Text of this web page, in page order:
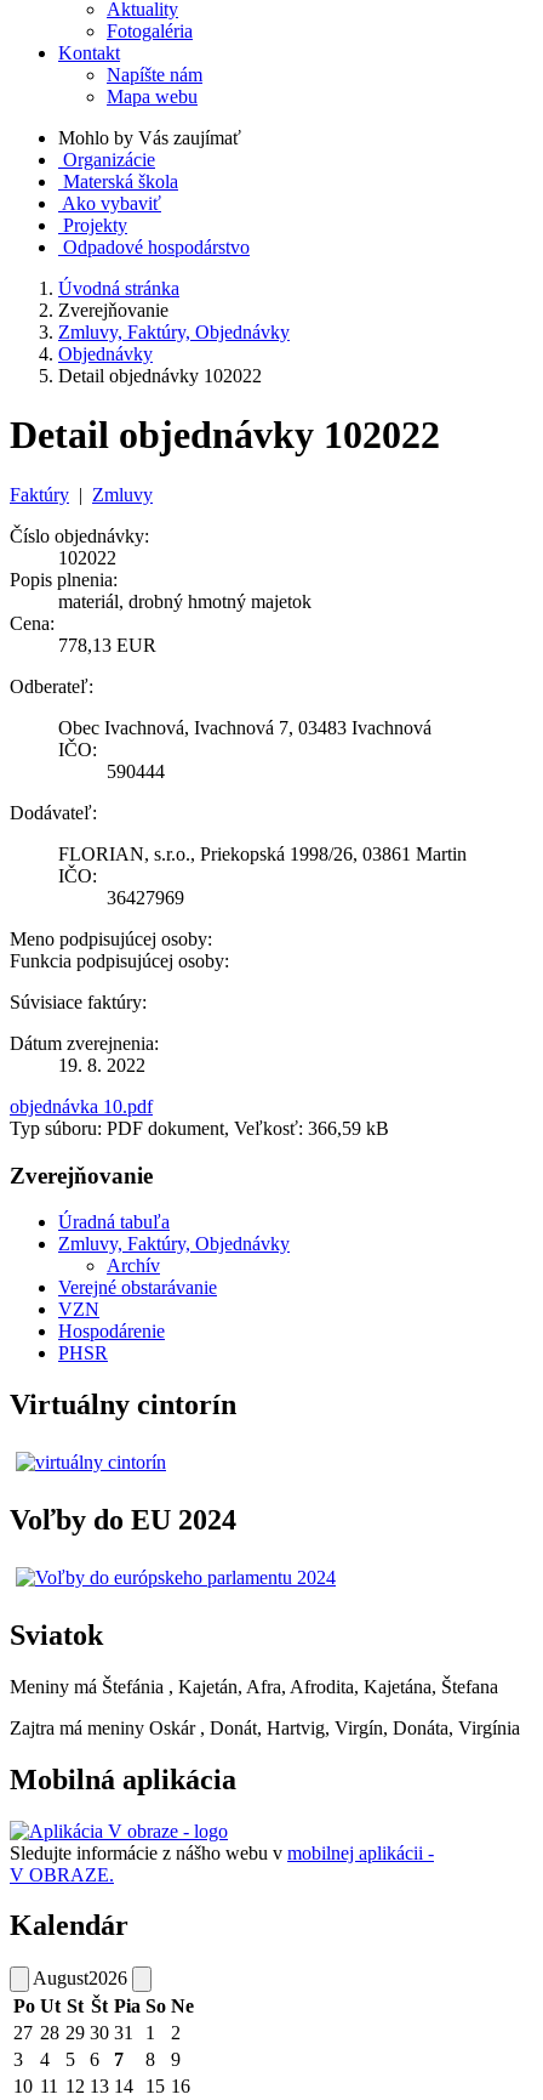
Aktuality
Fotogaléria
Kontakt
Napíšte nám
Mapa webu
Mohlo by Vás zaujímať
Organizácie
Materská škola
Ako vybaviť
Projekty
Odpadové hospodárstvo
Úvodná stránka
Zverejňovanie
Zmluvy, Faktúry, Objednávky
Objednávky
Detail objednávky 102022
Detail objednávky 102022
Faktúry | Zmluvy
Číslo objednávky:
102022
Popis plnenia:
materiál, drobný hmotný majetok
Cena:
778,13 EUR
Odberateľ:
Obec Ivachnová, Ivachnová 7, 03483 Ivachnová
IČO:
590444
Dodávateľ:
FLORIAN, s.r.o., Priekopská 1998/26, 03861 Martin
IČO:
36427969
Meno podpisujúcej osoby:
Funkcia podpisujúcej osoby:
Súvisiace faktúry:
Dátum zverejnenia:
19. 8. 2022
objednávka 10.pdf
Typ súboru: PDF dokument, Veľkosť: 366,59 kB
Zverejňovanie
Úradná tabuľa
Zmluvy, Faktúry, Objednávky
Archív
Verejné obstarávanie
VZN
Hospodárenie
PHSR
Virtuálny cintorín
Voľby do EU 2024
Sviatok
Meniny má Štefánia , Kajetán, Afra, Afrodita, Kajetána, Štefana
Zajtra má meniny Oskár , Donát, Hartvig, Virgín, Donáta, Virgínia
Mobilná aplikácia
Sledujte informácie z nášho webu v mobilnej aplikácii -
V OBRAZE.
Kalendár
August2026
Po Ut St Št Pia So Ne
27 28 29 30 31 1
2
3
4 5 6 7 8
9
10 11 12 13 14 15 16